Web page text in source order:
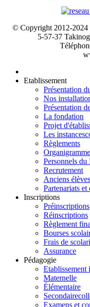
© Copyright 2012-2024
5-57-37
Etablissement
Présentation
Nos
Présentation
La fondation
Projet
Les instances
Règlements
Personnels
Recrutement
Anciens élèves
Partenariats et
Inscriptions
Préinscriptions
Réinscriptions
Règlement
Bourses
Frais de
Assurance
Pédagogie
Etablissement
Maternelle
Élémentaire
Secondaire
Examens et